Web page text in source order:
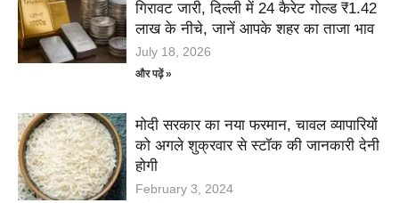
गिरावट जारी, दिल्ली में 24 कैरेट गोल्ड ₹1.42
लाख के नीचे, जानें आपके शहर का ताजा भाव
July 18, 2026
और पढ़ें »
मोदी सरकार का नया फरमान, चावल व्यापारियों
को अगले शुक्रवार से स्टॉक की जानकारी देनी
होगी
February 3, 2024